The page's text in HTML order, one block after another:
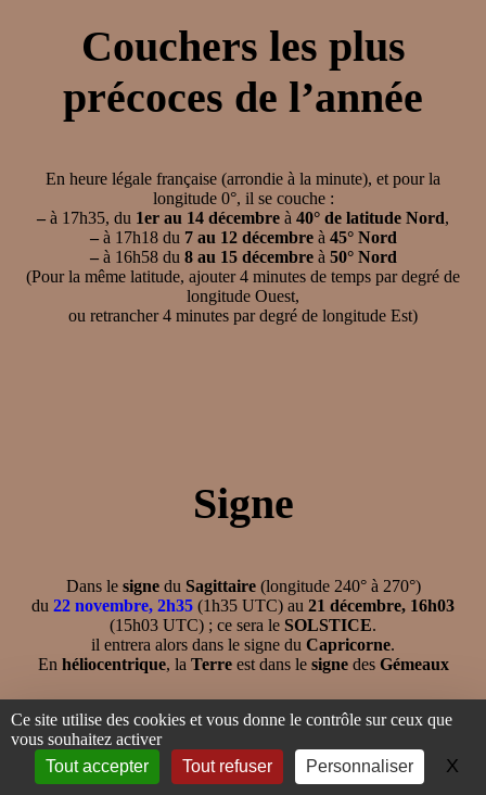
Couchers les plus
précoces de l’année
En heure légale française (arrondie à la minute), et pour la
longitude 0°, il se couche :
– à 17h35, du 1er au 14 décembre à 40° de latitude Nord,
–à 17h18 du 7 au 12 décembreà 45° Nord
–à 16h58 du 8 au 15 décembreà 50° Nord
(Pour la même latitude, ajouter 4 minutes de temps par degré de
longitude Ouest,
ou retrancher 4 minutes par degré de longitude Est)
Signe
Dans le signedu Sagittaire(longitude 240° à 270°)
du 22 novembre, 2h35 (1h35 UTC) au 21 décembre, 16h03
(15h03 UTC) ; ce sera le SOLSTICE.
il entrera alors dans le signe du Capricorne.
En héliocentrique, la Terreest dans le signedes Gémeaux
Signe
Ce site utilise des cookies et vous donne le contrôle sur ceux que
vous souhaitez activer
Tout accepter
Tout refuser Personnaliser X